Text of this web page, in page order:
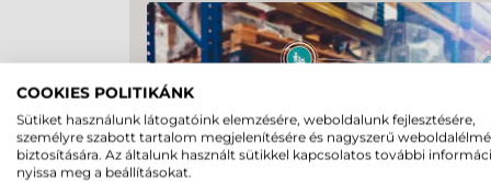
COOKIES POLITIKÁNK
Sütiket használunk látogatóink elemzésére, weboldalunk fejlesztésére,
személyre szabott tartalom megjelenítésére és nagyszerű
biztosítására. Az általunk használt sütikkel kapcsolatos további
nyissa meg a beállításokat.